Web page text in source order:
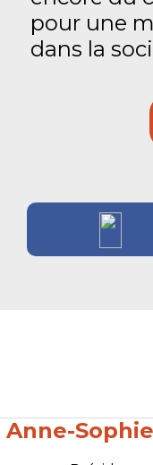
pour une
dans la
Anne-